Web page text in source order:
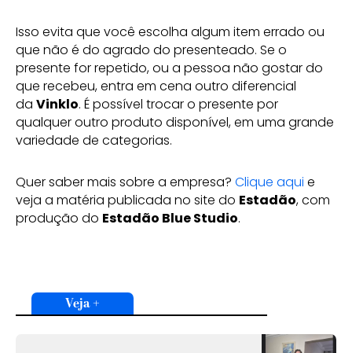
Isso evita que você escolha algum item errado ou
que não é do agrado do presenteado. Se o
presente for repetido, ou a pessoa não gostar do
que recebeu, entra em cena outro diferencial
da Vinklo. É possível trocar o presente por
qualquer outro produto disponível, em uma grande
variedade de categorias.
Quer saber mais sobre a empresa? Clique aqui e
veja a matéria publicada no site do Estadão, com
produção do Estadão Blue Studio.
Veja +